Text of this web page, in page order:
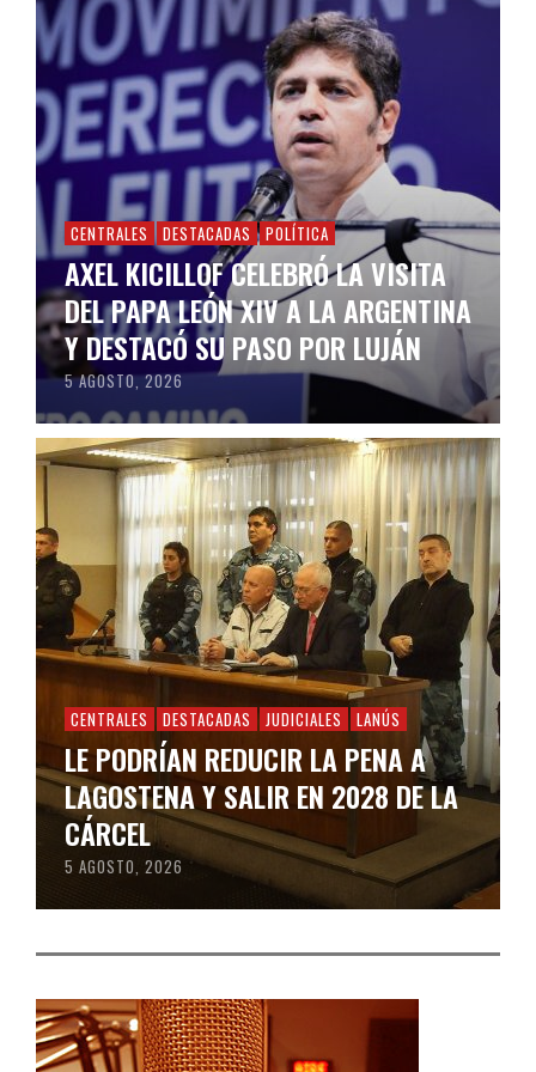
CENTRALES DESTACADAS POLÍTICA
AXEL KICILLOF CELEBRÓ LA VISITA
DEL PAPA LEÓN XIV A LA ARGENTINA
Y DESTACÓ SU PASO POR LUJÁN
5 AGOSTO, 2026
CENTRALES DESTACADAS JUDICIALES LANÚS
LE PODRÍAN REDUCIR LA PENA A
LAGOSTENA Y SALIR EN 2028 DE LA
CÁRCEL
5 AGOSTO, 2026